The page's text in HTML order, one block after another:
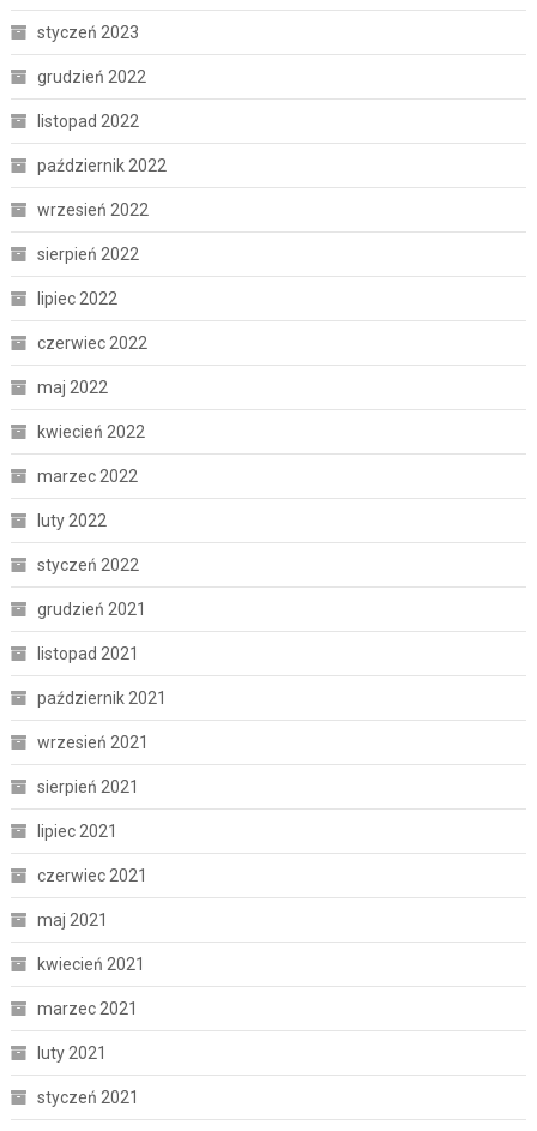
styczeń 2023
grudzień 2022
listopad 2022
październik 2022
wrzesień 2022
sierpień 2022
lipiec 2022
czerwiec 2022
maj 2022
kwiecień 2022
marzec 2022
luty 2022
styczeń 2022
grudzień 2021
listopad 2021
październik 2021
wrzesień 2021
sierpień 2021
lipiec 2021
czerwiec 2021
maj 2021
kwiecień 2021
marzec 2021
luty 2021
styczeń 2021